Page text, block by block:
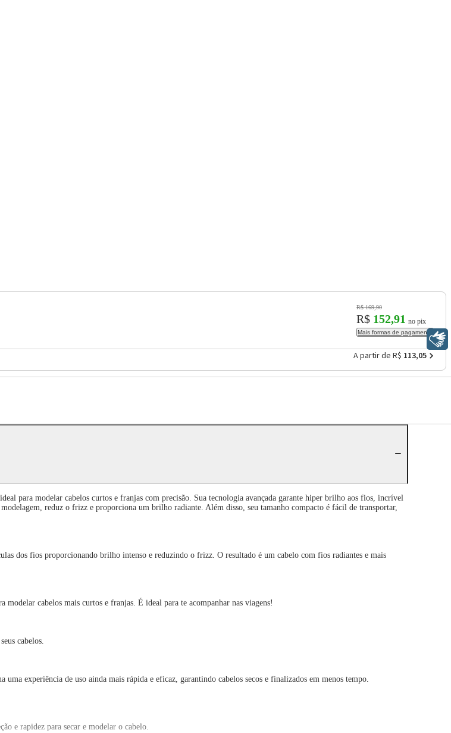
R$ 169,90
R$ 152,91 no pix
Mais formas de pagamento
A partir de R$ 113,05
para modelar cabelos curtos e franjas com precisão. Sua tecnologia avançada garante hiper brilho aos fios, incrível
reduz o frizz e proporciona um brilho radiante. Além disso, seu tamanho compacto é fácil de transportar,
dos fios proporcionando brilho intenso e reduzindo o frizz. O resultado é um cabelo com fios radiantes e mais
cabelos mais curtos e franjas. É ideal para te acompanhar nas viagens!
cabelos.
experiência de uso ainda mais rápida e eficaz, garantindo cabelos secos e finalizados em menos tempo.
e rapidez para secar e modelar o cabelo.
Libras